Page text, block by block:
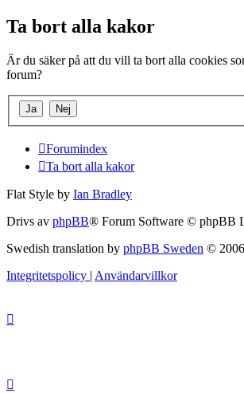
Ta bort alla kakor
Är du säker på att du vill ta bort alla cookies
forum?
Forumindex
Ta bort alla kakor
Flat Style by Ian Bradley
Drivs av phpBB® Forum Software © phpBB
Swedish translation by phpBB Sweden ©
Integritetspolicy | Användarvillkor